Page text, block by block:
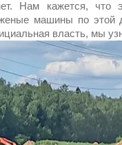
Нам кажется, что
машины по этой
власть, мы